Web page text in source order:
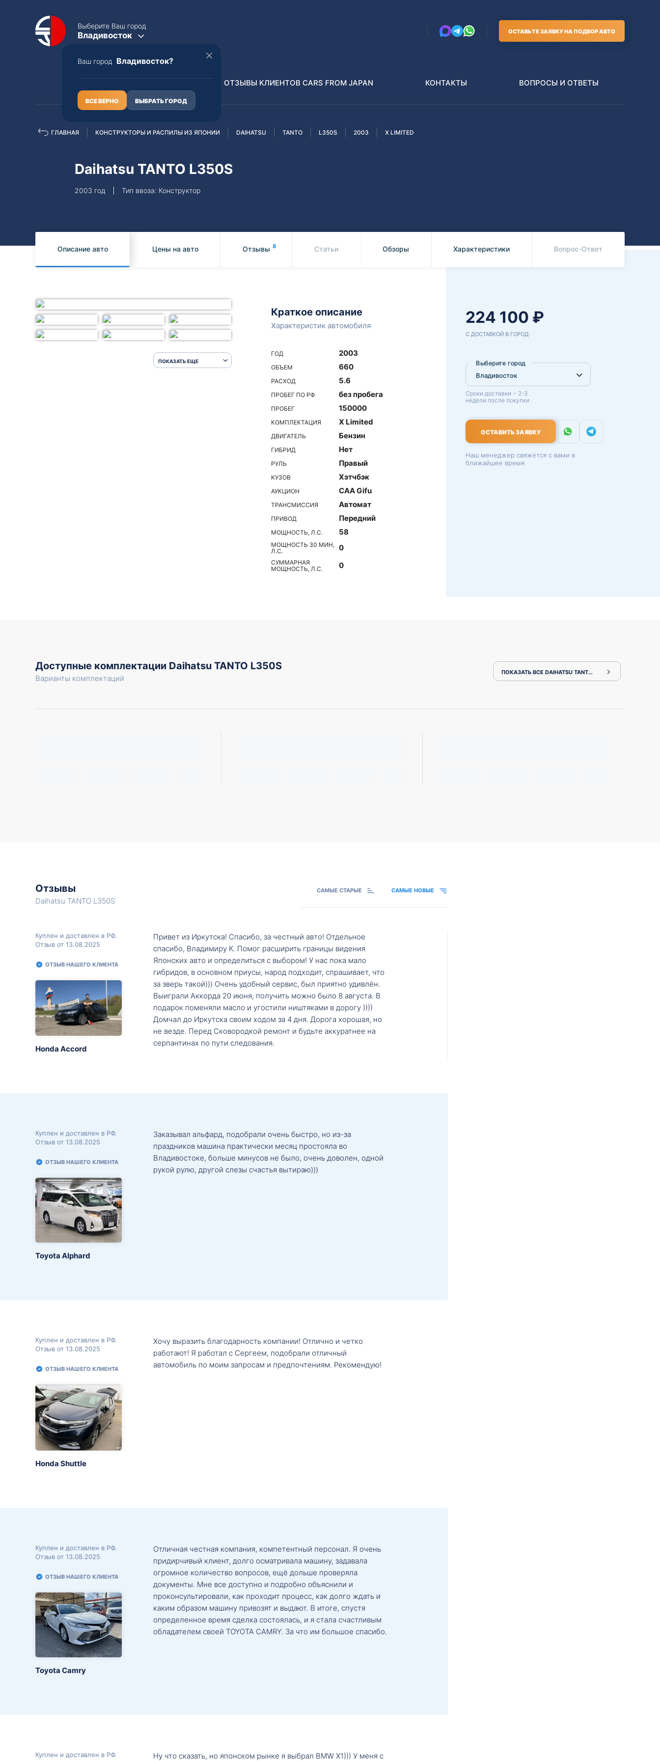
Выберите Ваш город
Владивосток
Ваш город Владивосток?
ВСЕ ВЕРНО ВЫБРАТЬ ГОРОД
ОСТАВЬТЕ ЗАЯВКУ НА ПОДБОР АВТО
Полная пошлина
Subaru
Распилы и конструкторы
ОТЗЫВЫ КЛИЕНТОВ CARS FROM JAPAN КОНТАКТЫ ВОПРОСЫ И ОТВЕТЫ
ГЛАВНАЯ КОНСТРУКТОРЫ И РАСПИЛЫ ИЗ ЯПОНИИ DAIHATSU TANTO L350S 2003 X LIMITED
Daihatsu TANTO L350S
2003 год Тип ввоза: Конструктор
Описание авто Цены на авто Отзывы 8 Статьи Обзоры Характеристики Вопрос-Ответ
ПОКАЗАТЬ ЕЩЕ
Краткое описание
Характеристик автомобиля
ГОД 2003
ОБЪЕМ 660
РАСХОД 5.6
ПРОБЕГ ПО РФ без пробега
ПРОБЕГ 150000
КОМПЛЕКТАЦИЯ X Limited
ДВИГАТЕЛЬ Бензин
ГИБРИД Нет
РУЛЬ Правый
КУЗОВ Хэтчбэк
АУКЦИОН CAA Gifu
ТРАНСМИССИЯ Автомат
ПРИВОД Передний
МОЩНОСТЬ, Л.С. 58
МОЩНОСТЬ 30 МИН,
Л.С.
0
СУММАРНАЯ
МОЩНОСТЬ, Л.С.
0
224 100 ₽
С ДОСТАВКОЙ В ГОРОД:
Выберите город
Сроки доставки ~ 2-3
недели после покупки
ОСТАВИТЬ ЗАЯВКУ
Наш менеджер свяжется с вами в
ближайшее время
Доступные комплектации Daihatsu TANTO L350S
Варианты комплектаций
ПОКАЗАТЬ ВСЕ DAIHATSU TANTO L350S
Отзывы
Daihatsu TANTO L350S
САМЫЕ СТАРЫЕ САМЫЕ НОВЫЕ
Куплен и доставлен в РФ.
Отзыв от 13.08.2025
ОТЗЫВ НАШЕГО КЛИЕНТА
Honda Accord
Привет из Иркутска! Спасибо, за честный авто! Отдельное
спасибо, Владимиру К. Помог расширить границы видения
Японских авто и определиться с выбором! У нас пока мало
гибридов, в основном приусы, народ подходит, спрашивает, что
за зверь такой))) Очень удобный сервис, был приятно удивлён.
Выиграли Аккорда 20 июня, получить можно было 8 августа. В
подарок поменяли масло и угостили ништяками в дорогу ))))
Домчал до Иркутска своим ходом за 4 дня. Дорога хорошая, но
не везде. Перед Сковородкой ремонт и будьте аккуратнее на
серпантинах по пути следования.
Куплен и доставлен в РФ.
Отзыв от 13.08.2025
ОТЗЫВ НАШЕГО КЛИЕНТА
Toyota Alphard
Заказывал альфард, подобрали очень быстро, но из-за
праздников машина практически месяц простояла во
Владивостоке, больше минусов не было, очень доволен, одной
рукой рулю, другой слезы счастья вытираю)))
Куплен и доставлен в РФ.
Отзыв от 13.08.2025
ОТЗЫВ НАШЕГО КЛИЕНТА
Honda Shuttle
Хочу выразить благодарность компании! Отлично и четко
работают! Я работал с Сергеем, подобрали отличный
автомобиль по моим запросам и предпочтениям. Рекомендую!
Куплен и доставлен в РФ.
Отзыв от 13.08.2025
ОТЗЫВ НАШЕГО КЛИЕНТА
Toyota Camry
Отличная честная компания, компетентный персонал. Я очень
придирчивый клиент, долго осматривала машину, задавала
огромное количество вопросов, ещё дольше проверяла
документы. Мне все доступно и подробно объяснили и
проконсультировали, как проходит процесс, как долго ждать и
каким образом машину привозят и выдают. В итоге, спустя
определенное время сделка состоялась, и я стала счастливым
обладателем своей TOYOTA CAMRY. За что им большое спасибо.
Куплен и доставлен в РФ.
Ну что сказать, но японском рынке я выбрал BMW X1))) У меня с